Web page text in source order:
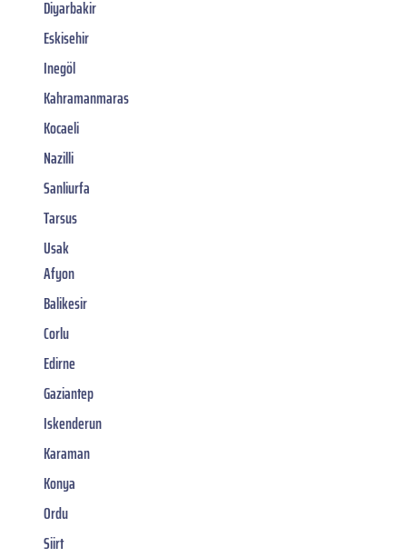
Diyarbakir
Eskisehir
Inegöl
Kahramanmaras
Kocaeli
Nazilli
Sanliurfa
Tarsus
Usak
Afyon
Balikesir
Corlu
Edirne
Gaziantep
Iskenderun
Karaman
Konya
Ordu
Siirt